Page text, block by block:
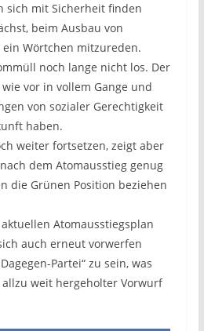
sich mit Sicherheit finden
beim Ausbau von
Wörtchen mitzureden.
noch lange nicht los. Der
vor in vollem Gange und
von sozialer Gerechtigkeit
haben.
weiter fortsetzen, zeigt aber
dem Atomausstieg genug
die Grünen Position beziehen
Atomausstiegsplan
auch erneut vorwerfen
Partei“ zu sein, was
weit hergeholter Vorwurf